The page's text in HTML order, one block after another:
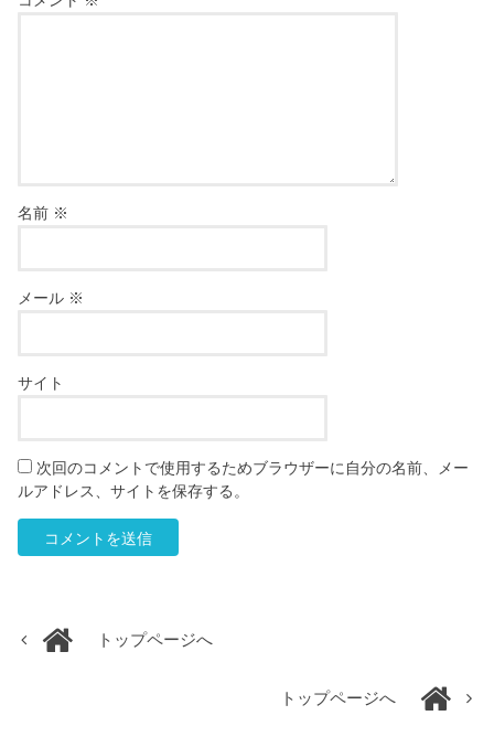
名前 ※
メール ※
サイト
次回のコメントで使用するためブラウザーに自分の名前、メー
ルアドレス、サイトを保存する。
トップページへ
トップページへ